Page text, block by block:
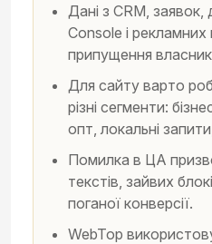
Дані з CRM, заявок,
Console і рекламних
припущення
Для сайту варто
різні сегменти:
опт, локальні
Помилка в ЦА
текстів, зайвих
поганої конверсії.
WebTop